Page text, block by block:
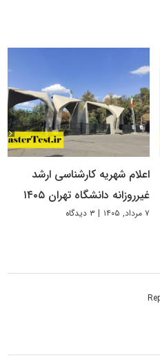
اعلام شهریه کارشناسی ارشد
غیرروزانه دانشگاه تهران ۱۴۰۵
۷ مرداد, ۱۴۰۵ | ۳ دیدگاه